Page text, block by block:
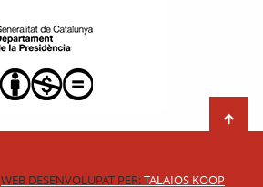
WEB DESENVOLUPAT PER:TALAIOS KOOP